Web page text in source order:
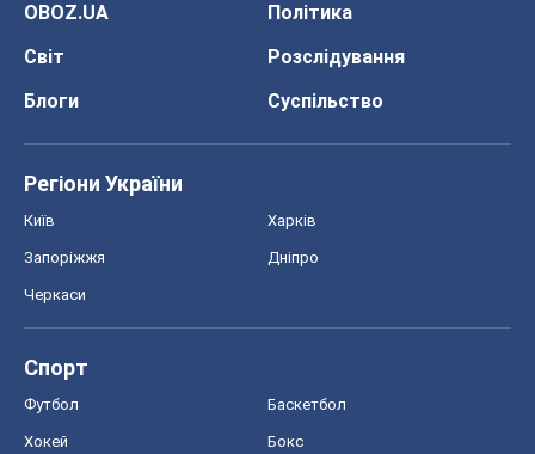
OBOZ.UA
Політика
Світ
Розслідування
Блоги
Суспільство
Регіони України
Київ Харків
Запоріжжя Дніпро
Черкаси
Спорт
Футбол Баскетбол
Хокей Бокс